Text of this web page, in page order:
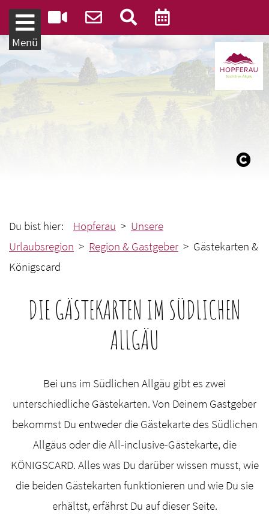
Weiter zum Inhalt
Menü
Du bist hier: Hopferau > Unsere
Urlaubsregion > Region & Gastgeber > Gästekarten &
Königscard
DIE GÄSTEKARTEN IM SÜDLICHEN
ALLGÄU
Bei uns im Südlichen Allgäu gibt es zwei
unterschiedliche Gästekarten. Von Deinem Gastgeber
bekommst Du entweder die Gästekarte des Südlichen
Allgäus oder die All-inclusive-Gästekarte, die
KÖNIGSCARD. Alles was Du darüber wissen musst, wie
die beiden Gästekarten funktionieren und wie Du sie
erhältst, erfährst Du auf dieser Seite.